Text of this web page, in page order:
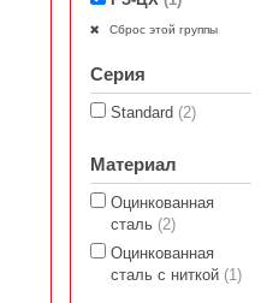
Сброс этой группы
Серия
Standard (2)
Материал
Оцинкованная
сталь (2)
Оцинкованная
сталь с ниткой (1)